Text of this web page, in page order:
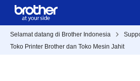
Selamat datang di Brother Indonesia
Toko Printer Brother dan Toko Mesin Jahit